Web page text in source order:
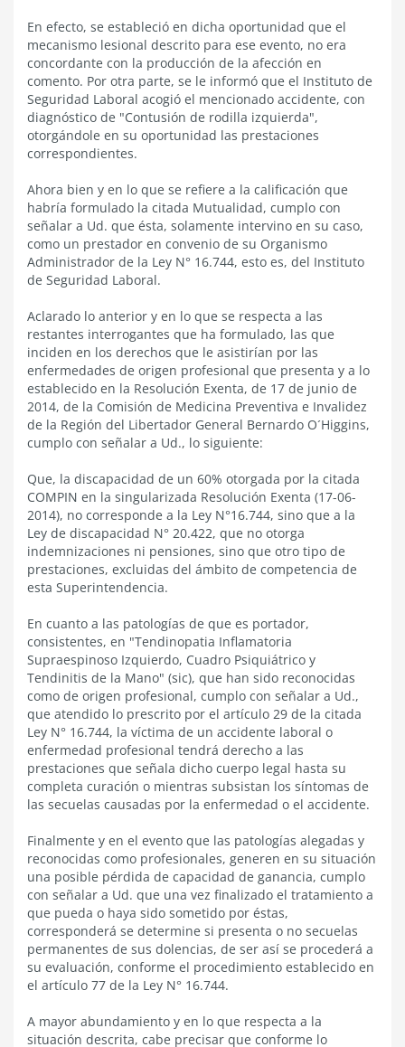
En efecto, se estableció en dicha oportunidad que el
mecanismo lesional descrito para ese evento, no era
concordante con la producción de la afección en
comento. Por otra parte, se le informó que el Instituto de
Seguridad Laboral acogió el mencionado accidente, con
diagnóstico de "Contusión de rodilla izquierda",
otorgándole en su oportunidad las prestaciones
correspondientes.
Ahora bien y en lo que se refiere a la calificación que
habría formulado la citada Mutualidad, cumplo con
señalar a Ud. que ésta, solamente intervino en su caso,
como un prestador en convenio de su Organismo
Administrador de la Ley N° 16.744, esto es, del Instituto
de Seguridad Laboral.
Aclarado lo anterior y en lo que se respecta a las
restantes interrogantes que ha formulado, las que
inciden en los derechos que le asistirían por las
enfermedades de origen profesional que presenta y a lo
establecido en la Resolución Exenta, de 17 de junio de
2014, de la Comisión de Medicina Preventiva e Invalidez
de la Región del Libertador General Bernardo O´Higgins,
cumplo con señalar a Ud., lo siguiente:
Que, la discapacidad de un 60% otorgada por la citada
COMPIN en la singularizada Resolución Exenta (17-06-
2014), no corresponde a la Ley N°16.744, sino que a la
Ley de discapacidad N° 20.422, que no otorga
indemnizaciones ni pensiones, sino que otro tipo de
prestaciones, excluidas del ámbito de competencia de
esta Superintendencia.
En cuanto a las patologías de que es portador,
consistentes, en "Tendinopatia Inflamatoria
Supraespinoso Izquierdo, Cuadro Psiquiátrico y
Tendinitis de la Mano" (sic), que han sido reconocidas
como de origen profesional, cumplo con señalar a Ud.,
que atendido lo prescrito por el artículo 29 de la citada
Ley N° 16.744, la víctima de un accidente laboral o
enfermedad profesional tendrá derecho a las
prestaciones que señala dicho cuerpo legal hasta su
completa curación o mientras subsistan los síntomas de
las secuelas causadas por la enfermedad o el accidente.
Finalmente y en el evento que las patologías alegadas y
reconocidas como profesionales, generen en su situación
una posible pérdida de capacidad de ganancia, cumplo
con señalar a Ud. que una vez finalizado el tratamiento a
que pueda o haya sido sometido por éstas,
corresponderá se determine si presenta o no secuelas
permanentes de sus dolencias, de ser así se procederá a
su evaluación, conforme el procedimiento establecido en
el artículo 77 de la Ley N° 16.744.
A mayor abundamiento y en lo que respecta a la
situación descrita, cabe precisar que conforme lo